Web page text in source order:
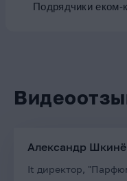
Подрядчики еком-
Александр
It директор,